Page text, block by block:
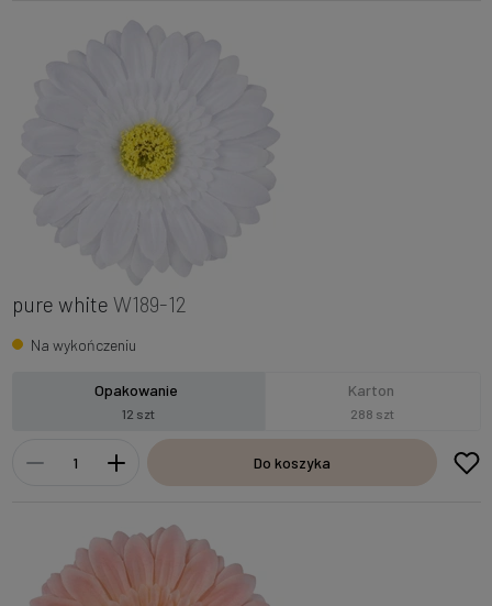
pure white W189-12
Na wykończeniu
Opakowanie
12 szt
Karton
288 szt
Do koszyka